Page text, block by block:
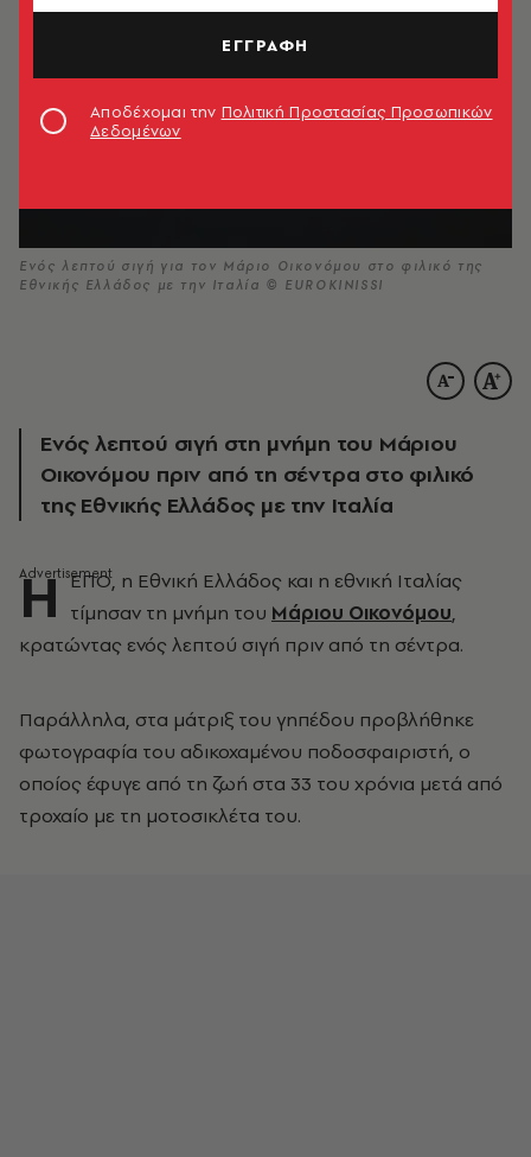
Ενός λεπτού σιγή για τον Μάριο Οικονόμου στο φιλικό της
Εθνικής Ελλάδος με την Ιταλία © EUROKINISSI
Ενός λεπτού σιγή στη μνήμη του Μάριου
Οικονόμου πριν από τη σέντρα στο φιλικό
της Εθνικής Ελλάδος με την Ιταλία
Η ΕΠΟ, η Εθνική Ελλάδος και η εθνική Ιταλίας
τίμησαν τη μνήμη του Μάριου Οικονόμου,
κρατώντας ενός λεπτού σιγή πριν από τη σέντρα.
Παράλληλα, στα μάτριξ του γηπέδου προβλήθηκε
φωτογραφία του αδικοχαμένου ποδοσφαιριστή, ο
οποίος έφυγε από τη ζωή στα 33 του χρόνια μετά από
τροχαίο με τη μοτοσικλέτα του.
ΕΓΓΡΑΦΗ
Αποδέχομαι την Πολιτική Προστασίας Προσωπικών
Δεδομένων